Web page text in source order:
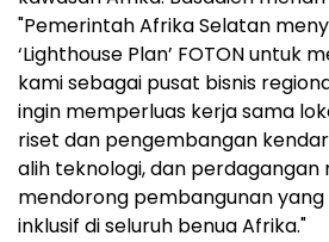
"Pemerintah Afrika Selatan
‘Lighthouse Plan’ FOTON untuk
kami sebagai pusat bisnis
ingin memperluas kerja sama
riset dan pengembangan
alih teknologi, dan perdagangan
mendorong pembangunan
inklusif di seluruh benua Afrika."